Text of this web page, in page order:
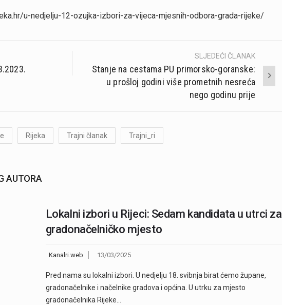
u-nedjelju-12-ozujka-izbori-za-vijeca-mjesnih-odbora-grada-rijeke/
SLJEDEĆI ČLANAK
Stanje na cestama PU primorsko-goranske:
u prošloj godini više prometnih nesreća
nego godinu prije
Rijeka Trajni članak Trajni_ri
AUTORA
Lokalni izbori u Rijeci: Sedam kandidata u utrci za
gradonačelničko mjesto
Kanalri.web 13/03/2025
Pred nama su lokalni izbori. U nedjelju 18. svibnja birat ćemo župane,
gradonačelnike i načelnike gradova i općina. U utrku za mjesto
gradonačelnika Rijeke…